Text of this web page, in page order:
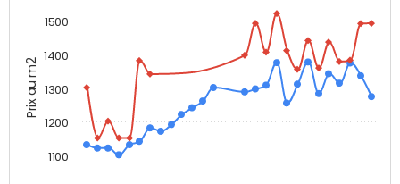
Prix au m2
1100
1200
1300
1400
1500